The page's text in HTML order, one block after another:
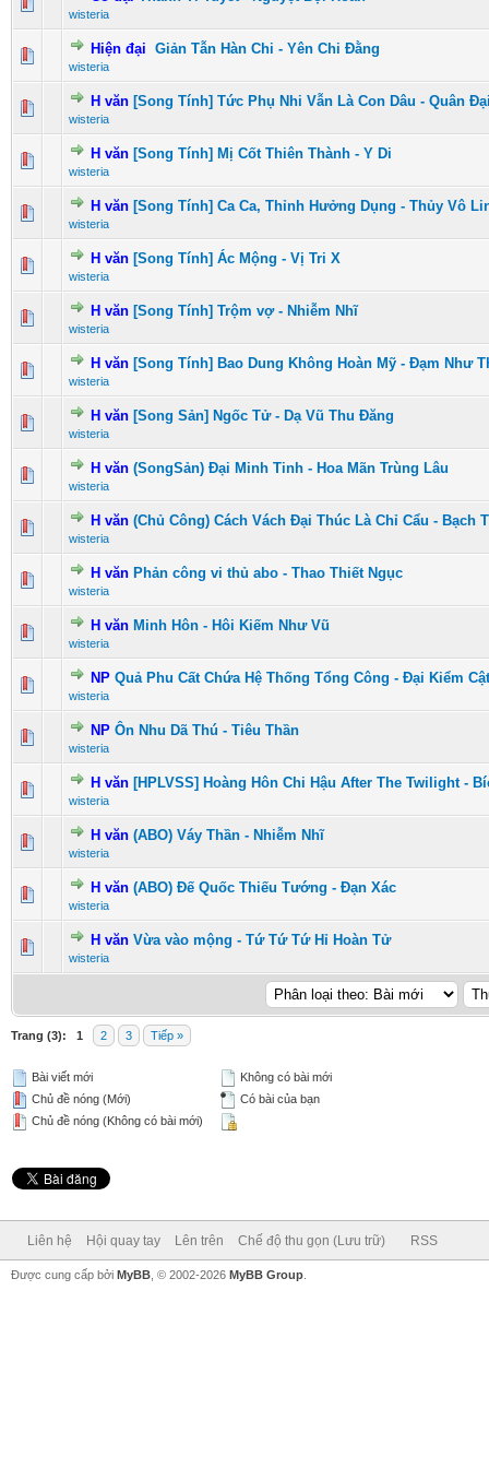
wisteria
Hiện đại Giản Tẫn Hàn Chi - Yên Chi Đằng
wisteria
0 Vote(s) - 0 vượt quá 5 sao
12 345
H văn [Song Tính] Tức Phụ Nhi Vẫn Là Con Dâu - Quân
wisteria
0 Vote(s) - 0 vượt quá 5 sao
12 345
H văn [Song Tính] Mị Cốt Thiên Thành - Y Di
wisteria
0 Vote(s) - 0 vượt quá 5 sao
1234 5
H văn [Song Tính] Ca Ca, Thỉnh Hưởng Dụng - Thủy Vô
wisteria
0 Vote(s) - 0 vượt quá 5 sao
123 5
H văn [Song Tính] Ác Mộng - Vị Tri X
wisteria
0 Vote(s) - 0 vượt quá 5 sao
12345
H văn [Song Tính] Trộm vợ - Nhiễm Nhĩ
wisteria
0 Vote(s) - 0 vượt quá 5 sao
12 345
H văn [Song Tính] Bao Dung Không Hoàn Mỹ - Đạm Như
wisteria
0 Vote(s) - 0 vượt quá 5 sao
12345
H văn [Song Sản] Ngốc Tử - Dạ Vũ Thu Đăng
wisteria
0 Vote(s) - 0 vượt quá 5 sao
12 3 45
H văn (SongSản) Đại Minh Tinh - Hoa Mãn Trùng Lâu
wisteria
0 Vote(s) - 0 vượt quá 5 sao
1234 5
H văn (Chủ Công) Cách Vách Đại Thúc Là Chỉ Cẩu - Bạch
wisteria
0 Vote(s) - 0 vượt quá 5 sao
12 345
H văn Phản công vi thủ abo - Thao Thiết Ngục
wisteria
0 Vote(s) - 0 vượt quá 5 sao
12 345
H văn Minh Hôn - Hôi Kiếm Như Vũ
wisteria
0 Vote(s) - 0 vượt quá 5 sao
12345
NP Quả Phu Cất Chứa Hệ Thống Tổng Công - Đại Kiểm
wisteria
0 Vote(s) - 0 vượt quá 5 sao
1 2 34 5
NP Ôn Nhu Dã Thú - Tiêu Thần
wisteria
0 Vote(s) - 0 vượt quá 5 sao
123 5
H văn [HPLVSS] Hoàng Hôn Chi Hậu After The Twilight -
wisteria
0 Vote(s) - 0 vượt quá 5 sao
12 345
H văn (ABO) Váy Thần - Nhiễm Nhĩ
wisteria
0 Vote(s) - 0 vượt quá 5 sao
1 2 345
H văn (ABO) Đế Quốc Thiếu Tướng - Đạn Xác
wisteria
0 Vote(s) - 0 vượt quá 5 sao
1 2345
H văn Vừa vào mộng - Tứ Tứ Tứ Hỉ Hoàn Tử
wisteria
0 Vote(s) - 0 vượt quá 5 sao
1 2 34 5
Trang (3): 1 2 3 Tiếp »
Bài viết mới
Chủ đề nóng (Mới)
Chủ đề nóng (Không có bài mới)
Không có bài mới
Có bài của bạn
Liên hệ Hội quay tay Lên trên Chế độ thu gọn (Lưu trữ) RSS
Được cung cấp bởi MyBB , © 2002-2026 MyBB Group